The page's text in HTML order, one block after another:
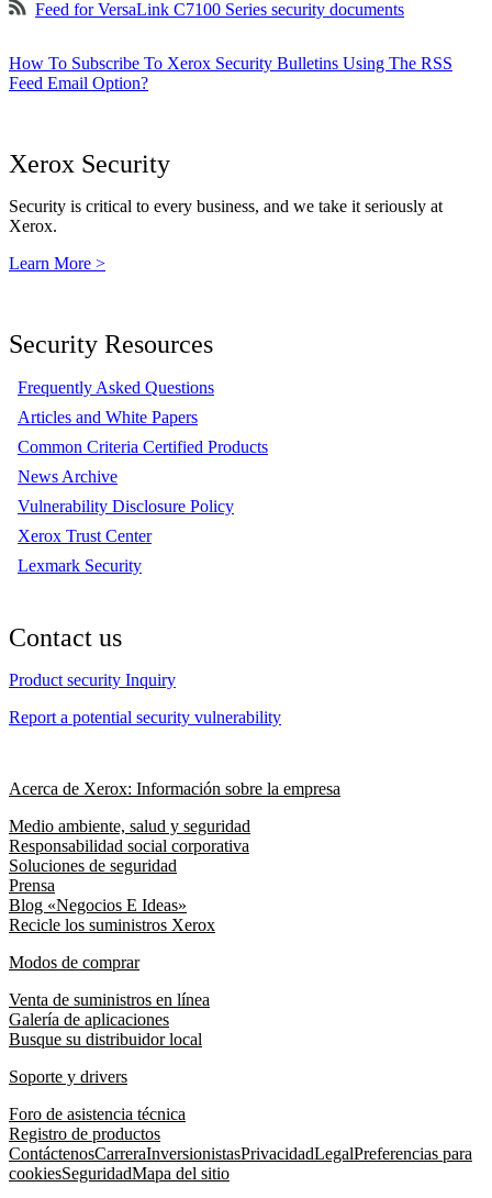
Feed for VersaLink C7100 Series security documents
How To Subscribe To Xerox Security Bulletins Using The RSS
Feed Email Option?
Xerox Security
Security is critical to every business, and we take it seriously at
Xerox.
Learn More >
Security Resources
Frequently Asked Questions
Articles and White Papers
Common Criteria Certified Products
News Archive
Vulnerability Disclosure Policy
Xerox Trust Center
Lexmark Security
Contact us
Product security Inquiry
Report a potential security vulnerability
Acerca de Xerox: Información sobre la empresa
Medio ambiente, salud y seguridad
Responsabilidad social corporativa
Soluciones de seguridad
Prensa
Blog «Negocios E Ideas»
Recicle los suministros Xerox
Modos de comprar
Venta de suministros en línea
Galería de aplicaciones
Busque su distribuidor local
Soporte y drivers
Foro de asistencia técnica
Registro de productos
ContáctenosCarreraInversionistasPrivacidadLegalPreferencias para
cookiesSeguridadMapa del sitio